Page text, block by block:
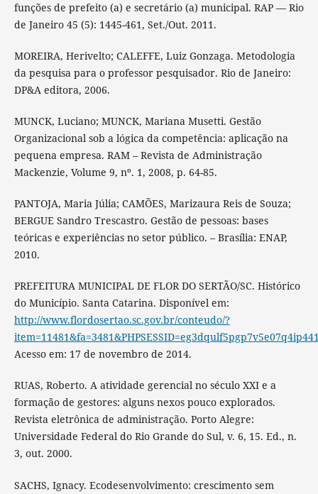
funções de prefeito (a) e secretário (a) municipal. RAP — Rio
de Janeiro 45 (5): 1445-461, Set./Out. 2011.
MOREIRA, Herivelto; CALEFFE, Luiz Gonzaga. Metodologia
da pesquisa para o professor pesquisador. Rio de Janeiro:
DP&A editora, 2006.
MUNCK, Luciano; MUNCK, Mariana Musetti. Gestão
Organizacional sob a lógica da competência: aplicação na
pequena empresa. RAM – Revista de Administração
Mackenzie, Volume 9, nº. 1, 2008, p. 64-85.
PANTOJA, Maria Júlia; CAMÕES, Marizaura Reis de Souza;
BERGUE Sandro Trescastro. Gestão de pessoas: bases
teóricas e experiências no setor público. – Brasília: ENAP,
2010.
PREFEITURA MUNICIPAL DE FLOR DO SERTÃO/SC. Histórico
do Município. Santa Catarina. Disponível em:
http://www.flordosertao.sc.gov.br/conteudo/?
Acesso em: 17 de novembro de 2014.
RUAS, Roberto. A atividade gerencial no século XXI e a
formação de gestores: alguns nexos pouco explorados.
Revista eletrônica de administração. Porto Alegre:
Universidade Federal do Rio Grande do Sul, v. 6, 15. Ed., n.
3, out. 2000.
SACHS, Ignacy. Ecodesenvolvimento: crescimento sem